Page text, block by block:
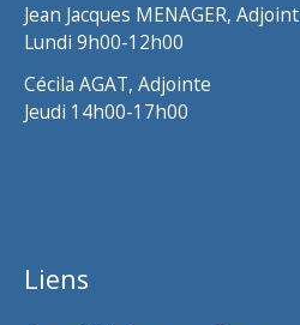
Jean Jacques MENAGER, Adjoint
Lundi 9h00-12h00
Cécila AGAT, Adjointe
Jeudi 14h00-17h00
Liens